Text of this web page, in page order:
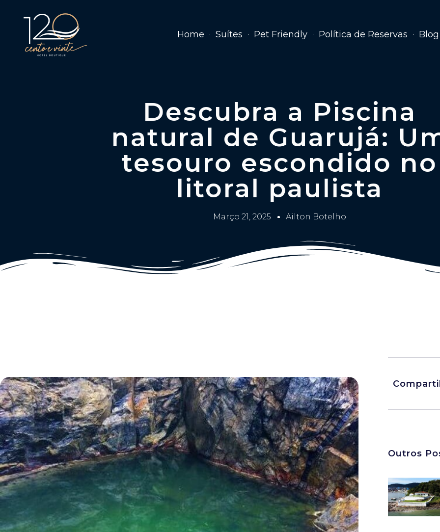
Home Suítes Pet Friendly Política de Reservas Blog
Descubra a Piscina
natural de Guarujá:
tesouro escondido no
litoral paulista
Março 21, 2025 Ailton Botelho
Outros